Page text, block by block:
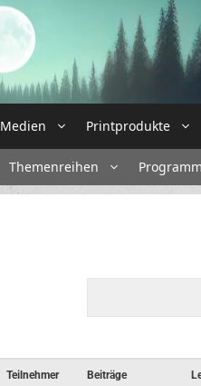
Medien Printprodukte
Themenreihen Programm
Teilnehmer Beiträge